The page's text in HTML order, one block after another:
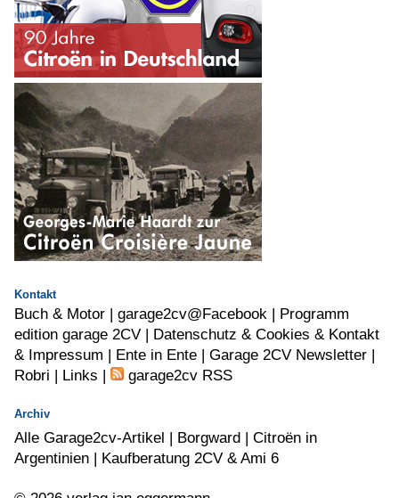
Kontakt
Buch & Motor| garage2cv@Facebook | Programm
edition garage 2CV | Datenschutz & Cookies & Kontakt
& Impressum | Ente in Ente | Garage 2CV Newsletter |
Robri | Links | garage2cv RSS
Archiv
Alle Garage2cv-Artikel | Borgward| Citroën in
Argentinien| Kaufberatung 2CV & Ami 6